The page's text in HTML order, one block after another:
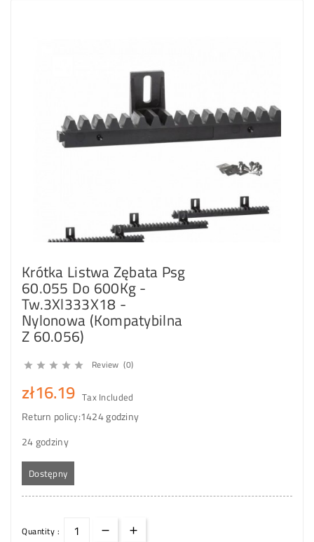
Krótka Listwa Zębata Psg
60.055 Do 600Kg -
Tw.3Xl333X18 -
Nylonowa (Kompatybilna
Z 60.056)
     Review (0)
zł16.19 Tax Included
Return policy:1424 godziny
24 godziny
Dostępny
Quantity :